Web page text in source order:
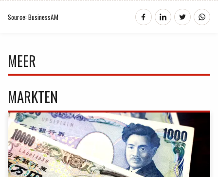
Source: BusinessAM
MEER
MARKTEN